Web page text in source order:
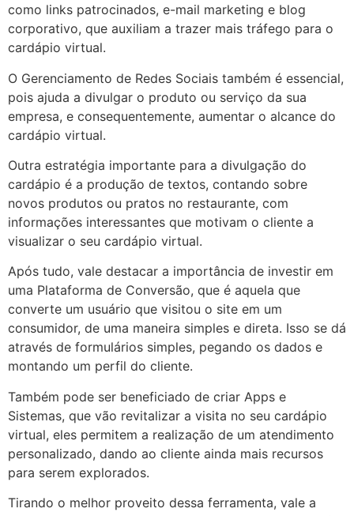
como links patrocinados, e-mail marketing e blog
corporativo, que auxiliam a trazer mais tráfego para o
cardápio virtual.
O Gerenciamento de Redes Sociais também é essencial,
pois ajuda a divulgar o produto ou serviço da sua
empresa, e consequentemente, aumentar o alcance do
cardápio virtual.
Outra estratégia importante para a divulgação do
cardápio é a produção de textos, contando sobre
novos produtos ou pratos no restaurante, com
informações interessantes que motivam o cliente a
visualizar o seu cardápio virtual.
Após tudo, vale destacar a importância de investir em
uma Plataforma de Conversão, que é aquela que
converte um usuário que visitou o site em um
consumidor, de uma maneira simples e direta. Isso se dá
através de formulários simples, pegando os dados e
montando um perfil do cliente.
Também pode ser beneficiado de criar Apps e
Sistemas, que vão revitalizar a visita no seu cardápio
virtual, eles permitem a realização de um atendimento
personalizado, dando ao cliente ainda mais recursos
para serem explorados.
Tirando o melhor proveito dessa ferramenta, vale a